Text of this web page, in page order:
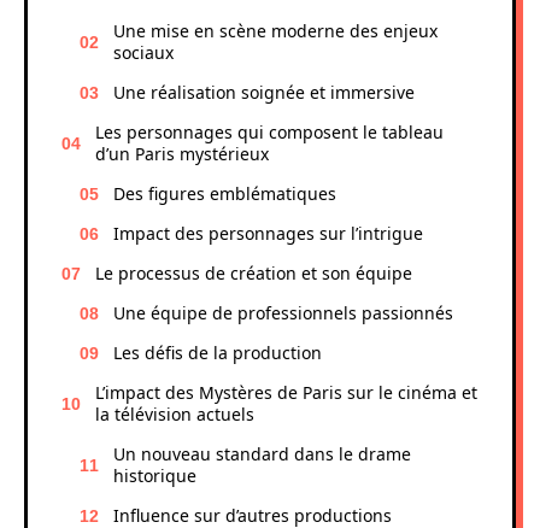
Une mise en scène moderne des enjeux
sociaux
Une réalisation soignée et immersive
Les personnages qui composent le tableau
d’un Paris mystérieux
Des figures emblématiques
Impact des personnages sur l’intrigue
Le processus de création et son équipe
Une équipe de professionnels passionnés
Les défis de la production
L’impact des Mystères de Paris sur le cinéma et
la télévision actuels
Un nouveau standard dans le drame
historique
Influence sur d’autres productions